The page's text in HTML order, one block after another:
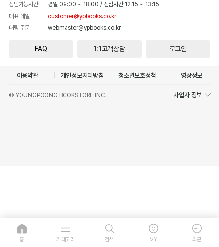
상담가능시간 평일 09:00 ~ 18:00 / 점심시간 12:15 ~ 13:15
대표 메일
customer@ypbooks.co.kr
대량 주문
webmaster@ypbooks.co.kr
FAQ 1:1고객상담 로그인
이용약관 개인정보처리방침 청소년보호정책 영상정보
© YOUNGPOONG BOOKSTORE INC. 사업자 정보
홈 카테고리 검색 MY 최근